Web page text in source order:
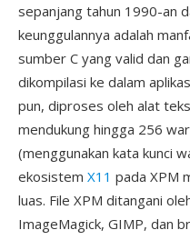
sepanjang tahun 1990-an
keunggulannya adalah
sumber C yang valid dan
dikompilasi ke dalam
pun, diproses oleh alat
mendukung hingga 256
(menggunakan kata kunci
ekosistem X11 pada XPM
luas. File XPM ditangani
ImageMagick, GIMP, dan